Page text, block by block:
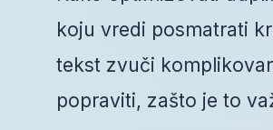
koju vredi posmatrati
tekst zvuči
popraviti, zašto je to